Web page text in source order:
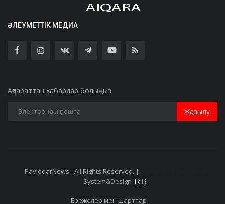
ӘЛЕУМЕТТІК МЕДИА
Ақпараттан хабардар болыңыз
Жазылу
PavlodarNews - All Rights Reserved. |
System&Design
Ережелер мен шарттар